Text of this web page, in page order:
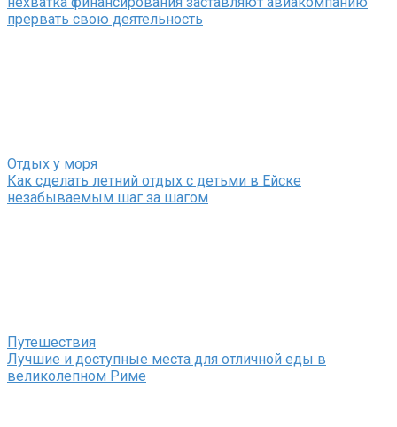
прервать свою деятельность
Отдых у моря
Как сделать летний отдых с детьми в Ейске
незабываемым шаг за шагом
Путешествия
Лучшие и доступные места для отличной еды в
великолепном Риме